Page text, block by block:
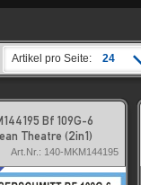
Artikel pro Seite: 24
Bf 109G-6
Theatre (2in1)
Art.Nr.: 140-MKM144195